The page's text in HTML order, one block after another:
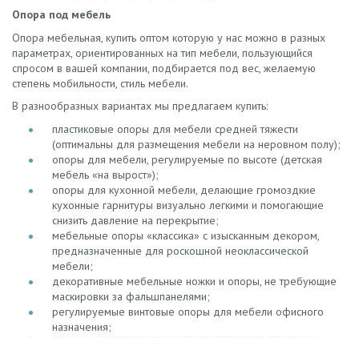
Опора под мебель
Опора мебельная, купить оптом которую у нас можно в разных
параметрах, ориентированных на тип мебели, пользующийся
спросом в вашей компании, подбирается под вес, желаемую
степень мобильности, стиль мебели.
В разнообразных вариантах мы предлагаем купить:
пластиковые опоры для мебели средней тяжести
(оптимальны для размещения мебели на неровном полу);
опоры для мебели, регулируемые по высоте (детская
мебель «на вырост»);
опоры для кухонной мебели, делающие громоздкие
кухонные гарнитуры визуально легкими и помогающие
снизить давление на перекрытие;
мебельные опоры «классика» с изысканным декором,
предназначенные для роскошной неоклассической
мебели;
декоративные мебельные ножки и опоры, не требующие
маскировки за фальшпанелями;
регулируемые винтовые опоры для мебели офисного
назначения;